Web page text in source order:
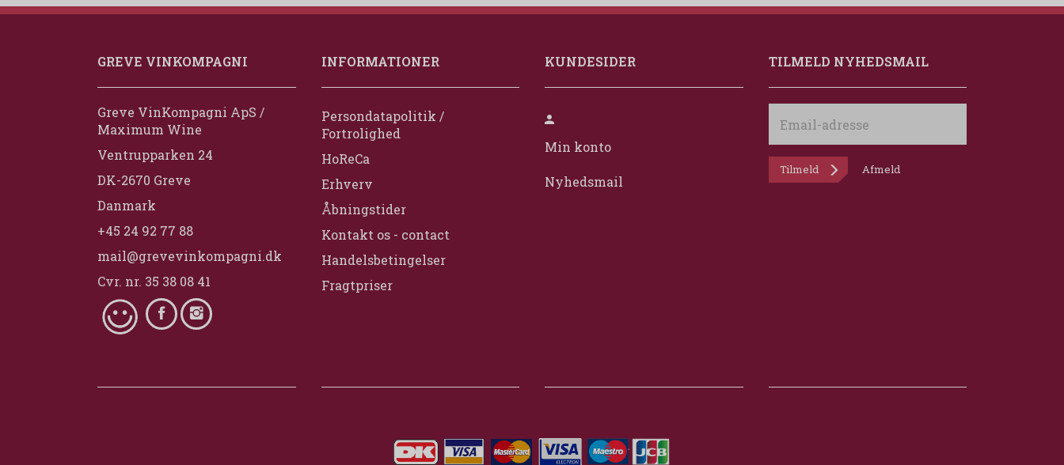
GREVE VINKOMPAGNI
Greve VinKompagni ApS /
Maximum Wine
Ventrupparken 24
DK-2670 Greve
Danmark
+45 24 92 77 88
mail@grevevinkompagni.dk
Cvr. nr. 35 38 08 41
INFORMATIONER
Persondatapolitik /
Fortrolighed
HoReCa
Erhverv
Åbningstider
Kontakt os - contact
Handelsbetingelser
Fragtpriser
KUNDESIDER
Min konto
Nyhedsmail
TILMELD NYHEDSMAIL
adresse
Tilmeld Afmeld